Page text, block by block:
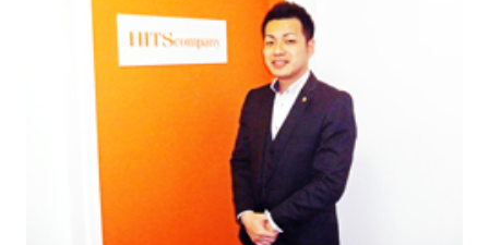
いサービス』を提供しています。 プライバシー
マーク取得の動機は何ですか？ 当社では、合コ
ンのセッティングサービスを通して大量の個人情
報を取り扱います。企業として個人情報の適正管
理は社会的責務として強く感じ、個人情報保護の